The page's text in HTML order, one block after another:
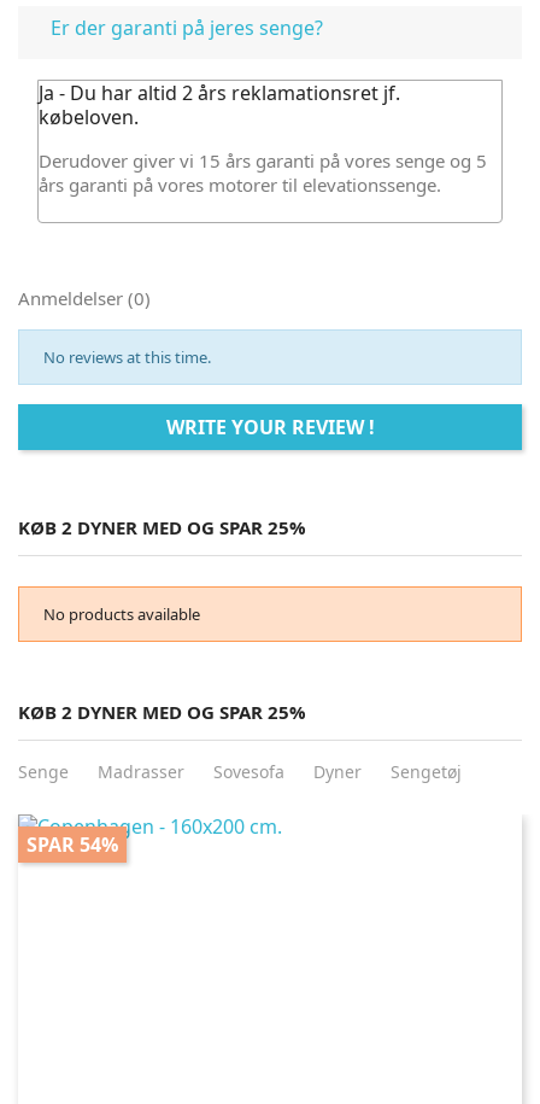
Er der garanti på jeres senge?
Ja - Du har altid 2 års reklamationsret jf.
købeloven.
Derudover giver vi 15 års garanti på vores senge og 5
års garanti på vores motorer til elevationssenge.
Anmeldelser (0)
No reviews at this time.
WRITE YOUR REVIEW !
KØB 2 DYNER MED OG SPAR 25%
No products available
KØB 2 DYNER MED OG SPAR 25%
Senge Madrasser Sovesofa Dyner Sengetøj
SPAR 54%